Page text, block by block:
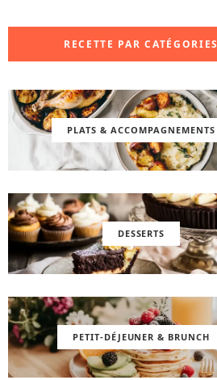
RECETTE PAR CATÉGORIES
PLATS & ACCOMPAGNEMENTS
DESSERTS
PETIT-DÉJEUNER & BRUNCH